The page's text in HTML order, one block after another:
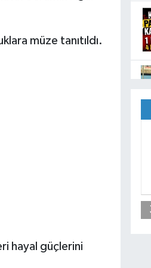
müze tanıtıldı.
hayal güçlerini